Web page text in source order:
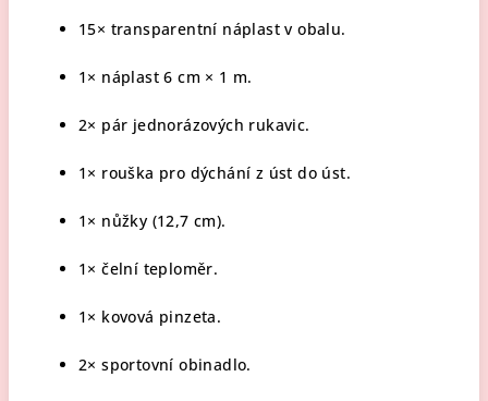
15× transparentní náplast v obalu.
1× náplast 6 cm × 1 m.
2× pár jednorázových rukavic.
1× rouška pro dýchání z úst do úst.
1× nůžky (12,7 cm).
1× čelní teploměr.
1× kovová pinzeta.
2× sportovní obinadlo.